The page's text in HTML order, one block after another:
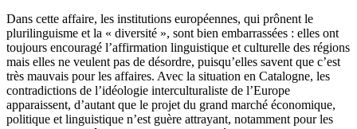
Dans cette affaire, les institutions européennes, qui prônent le
plurilinguisme et la « diversité », sont bien embarrassées : elles ont
toujours encouragé l’affirmation linguistique et culturelle des régions
mais elles ne veulent pas de désordre, puisqu’elles savent que c’est
très mauvais pour les affaires. Avec la situation en Catalogne, les
contradictions de l’idéologie interculturaliste de l’Europe
apparaissent, d’autant que le projet du grand marché économique,
politique et linguistique n’est guère attrayant, notamment pour les